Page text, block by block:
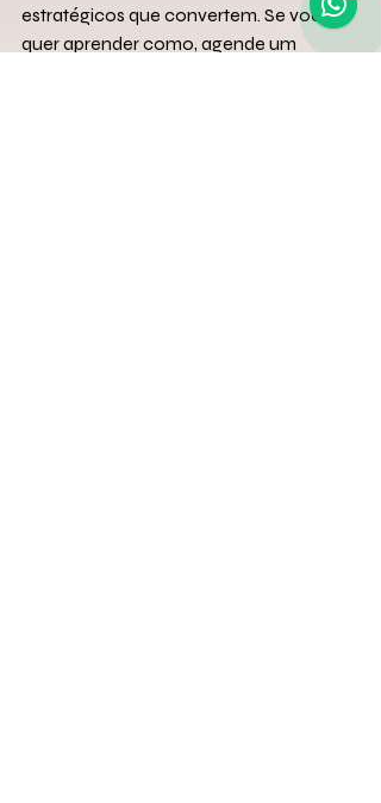
estratégicos que convertem. Se você
quer aprender como, agende um